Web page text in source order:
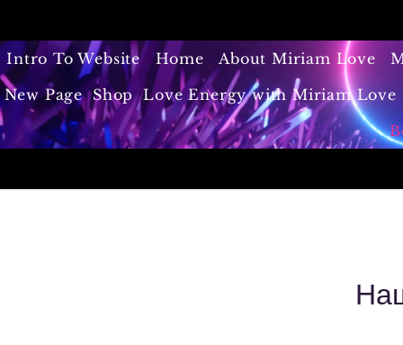
Intro To Website Home About Miriam Love
New Page
Shop
Love Energy with Miriam Love